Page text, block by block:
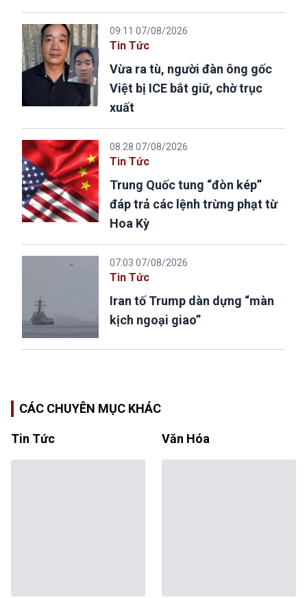
09:11 07/08/2026
Tin Tức
Vừa ra tù, người đàn ông gốc
Việt bị ICE bắt giữ, chờ trục
xuất
08:28 07/08/2026
Tin Tức
Trung Quốc tung “đòn kép”
đáp trả các lệnh trừng phạt từ
Hoa Kỳ
07:03 07/08/2026
Tin Tức
Iran tố Trump dàn dựng “màn
kịch ngoại giao”
CÁC CHUYÊN MỤC KHÁC
Tin Tức Văn Hóa